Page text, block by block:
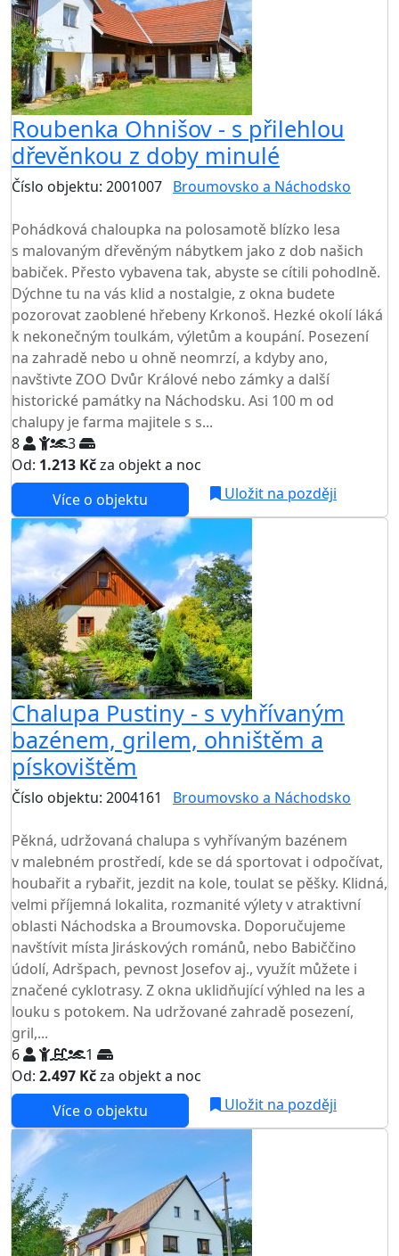
Roubenka Ohnišov - s přilehlou
dřevěnkou z doby minulé
Číslo objektu: 2001007 Broumovsko a Náchodsko
Pohádková chaloupka na polosamotě blízko lesa
s malovaným dřevěným nábytkem jako z dob našich
babiček. Přesto vybavena tak, abyste se cítili pohodlně.
Dýchne tu na vás klid a nostalgie, z okna budete
pozorovat zaoblené hřebeny Krkonoš. Hezké okolí láká
k nekonečným toulkám, výletům a koupání. Posezení
na zahradě nebo u ohně neomrzí, a kdyby ano,
navštivte ZOO Dvůr Králové nebo zámky a další
historické památky na Náchodsku. Asi 100 m od
chalupy je farma majitele s s...
8
3
Od: 1.213 Kčza objekt a noc
Více o objektu
Uložit na později
Chalupa Pustiny - s vyhřívaným
bazénem, grilem, ohništěm a
pískovištěm
Číslo objektu: 2004161 Broumovsko a Náchodsko
Pěkná, udržovaná chalupa s vyhřívaným bazénem
v malebném prostředí, kde se dá sportovat i odpočívat,
houbařit a rybařit, jezdit na kole, toulat se pěšky. Klidná,
velmi příjemná lokalita, rozmanité výlety v atraktivní
oblasti Náchodska a Broumovska. Doporučujeme
navštívit místa Jiráskových románů, nebo Babiččino
údolí, Adršpach, pevnost Josefov aj., využít můžete i
značené cyklotrasy. Z okna uklidňující výhled na les a
louku s potokem. Na udržované zahradě posezení,
gril,...
6
1
Od: 2.497 Kčza objekt a noc
Více o objektu
Uložit na později